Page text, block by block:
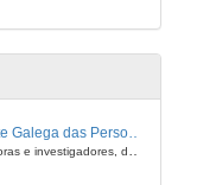
G-Night 2023. Noite Galega das Persoas Investigadoras. Conciencias creativas